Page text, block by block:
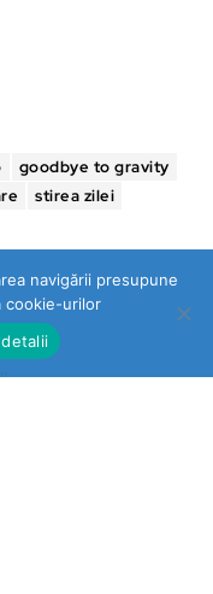
goodbye to gravity
stirea zilei
navigării presupune
cookie-urilor